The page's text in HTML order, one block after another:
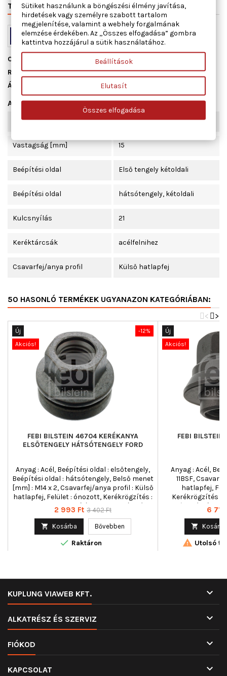
TERMÉK RÉSZLETEI VÁLTÓSZÁMOK MIHEZ JÓ
Cikkszám
Raktáron15 db
Állapot
Adatlap
Menetméret M14 x 1,5
Vastagság [mm] 15
Beépítési oldal Első tengely kétoldali
Beépítési oldal hátsótengely, kétoldali
Kulcsnyílás 21
Keréktárcsák acélfelnihez
Csavarfej/anya profil Külső hatlapfej
50 HASONLÓ TERMÉKEK UGYANAZON KATEGÓRIÁBAN:
>
<
-12%
Új
Akciós!
FEBI BILSTEIN 46704 KERÉKANYA
ELSŐTENGELY HÁTSÓTENGELY FORD
Anyag : Acél, Beépítési oldal : elsőtengely,
Beépítési oldal : hátsótengely, Belső menet
[mm] : M14 x 2, Csavarfej/anya profil : Külső
hatlapfej, Felület : ónozott, Kerékrögzítés :
Lapos agy, Kulcsnyílás : 21, Külső átmérő
[mm] : 31,2, Minőség/osztály : 10,
Szervizinformáció figyelembe veendő : ,
Tömeg [kg] : 0,07, Vastagság [mm] : 24,7
Ár
2 993 Ft Normál
3 402 Ft
 Kosárba Bővebben
 Raktáron
Új
Akciós!
FEBI
Anyag : Acél,
11BSF,
hatlapfej,
Kerékrögzítés :
cikk/kiegészítő
cikk/kiegészítő
Kulcsnyílás : 33,
Minőség/osztály
figyelembe
Ár
6 715
 Kosárba
 Utolsó
KUPLUNG VIAWEB KFT. 
ALKATRÉSZ ÉS SZERVIZ 
FIÓKOD 
KAPCSOLAT 
Sütiket használunk a böngészési élmény javítása,
hirdetések vagy személyre szabott tartalom
megjelenítése, valamint a webhely forgalmának
elemzése érdekében. Az „Összes elfogadása” gombra
kattintva hozzájárul a sütik használatához.
Beállítások
Elutasít
Összes elfogadása